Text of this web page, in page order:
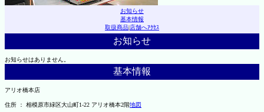
お知らせ
基本情報
取扱商品|店舗へｱｸｾｽ
お知らせ
お知らせはありません。
基本情報
アリオ橋本店
住所 ： 相模原市緑区大山町1-22 アリオ橋本2階地図